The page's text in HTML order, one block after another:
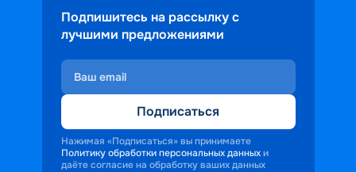
Подпишитесь на рассылку с
лучшими предложениями
Подписаться
Нажимая «Подписаться» вы принимаете
Политику обработки персональных данных и
даёте согласие на обработку ваших данных